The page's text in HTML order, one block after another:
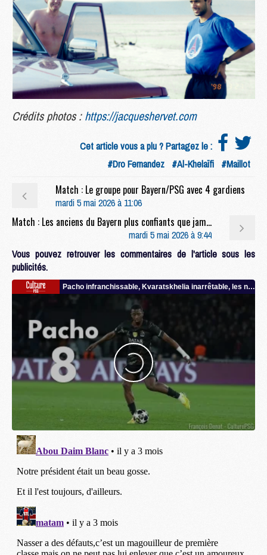
Crédits photos :https://jacqueshervet.com
Cet article vous a plu ? Partagez le :
#Dro Fernandez #Al-Khelaïfi #Maillot
Match : Le groupe pour Bayern/PSG avec 4 gardiens
mardi 5 mai 2026 à 11:06
Match : Les anciens du Bayern plus confiants que jamais avant le retour face au PSG
mardi 5 mai 2026 à 9:44
Vous pouvez retrouver les commentaires de l'article sous les
publicités.